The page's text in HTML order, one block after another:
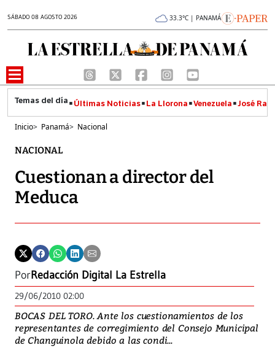
SÁBADO 08 AGOSTO 2026 33.3°C | PANAMÁ
Últimas Noticias La Llorona Venezuela José
Inicio> Panamá> Nacional
NACIONAL
Cuestionan a director del
Meduca
PorRedacción Digital La Estrella
29/06/2010 02:00
BOCAS DEL TORO. Ante los cuestionamientos de los
representantes de corregimiento del Consejo Municipal
de Changuinola debido a las condi...